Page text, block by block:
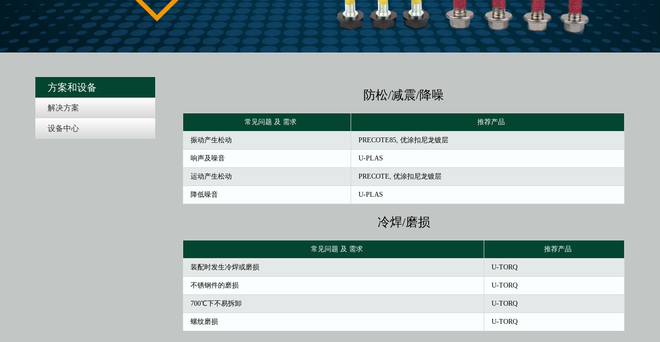
方案和设备
解决方案
设备中心
防松/减震/降噪
常见问题 及 需求 推荐产品
振动产生松动 PRECOTE85, 优涂扣尼龙镀层
响声及噪音 U-PLAS
运动产生松动 PRECOTE, 优涂扣尼龙镀层
降低噪音 U-PLAS
冷焊/磨损
常见问题 及 需求 推荐产品
装配时发生冷焊或磨损 U-TORQ
不锈钢件的磨损 U-TORQ
700℃下不易拆卸 U-TORQ
螺纹磨损 U-TORQ